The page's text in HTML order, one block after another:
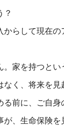
？
からして現在
。家を持つと
く、将来を見
る前に、ご自
が、生命保険